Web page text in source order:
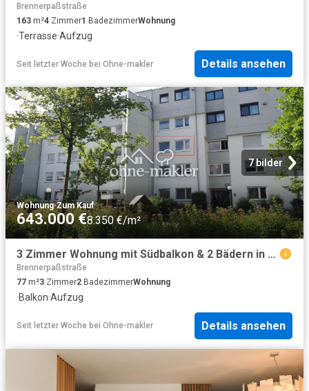
Brennerpaßstraße
163 m²4 Zimmer1 BadezimmerWohnung
·Terrasse·Aufzug
Seit letzter Woche bei Ohne-makler Details ansehen
7 bilder
Wohnung·Zum Kauf
643.000 €8.350 €/m²
3 Zimmer Wohnung mit Südbalkon & 2 Bädern in ruhiger Innenhoflage Sendling Westpark
Brennerpaßstraße
77 m²3 Zimmer2 BadezimmerWohnung
·Balkon·Aufzug
Seit letzter Woche bei Ohne-makler Details ansehen